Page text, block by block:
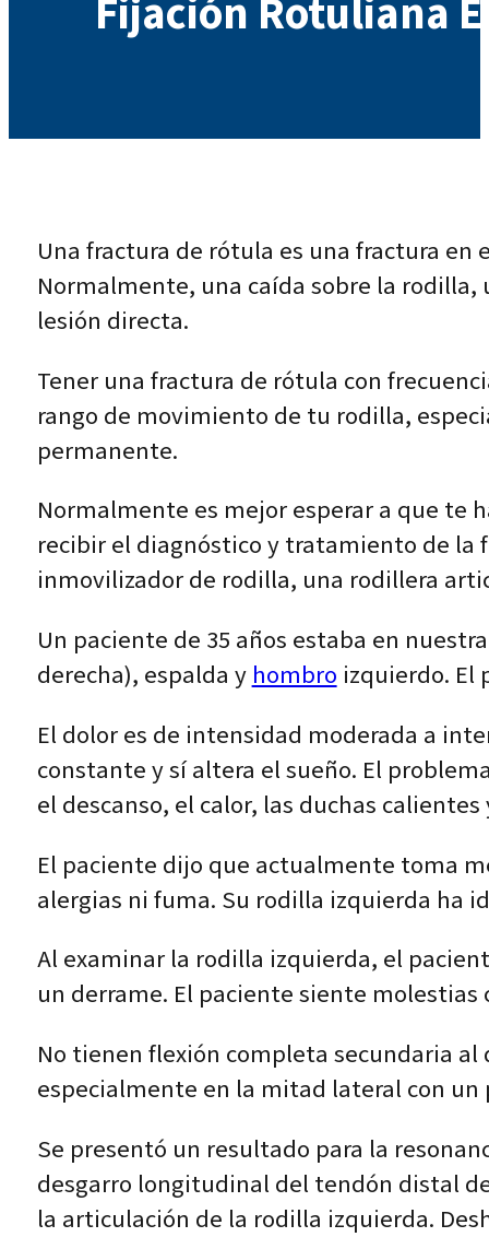
Fijación Rotuliana
Una fractura de rótula es una fractura
Normalmente, una caída sobre la
lesión directa.
Tener una fractura de rótula con
rango de movimiento de tu rodilla,
permanente.
Normalmente es mejor esperar a que te
recibir el diagnóstico y tratamiento de
inmovilizador de rodilla, una rodillera
Un paciente de 35 años estaba en
derecha), espalda y hombro izquierdo. El
El dolor es de intensidad moderada a
constante y sí altera el sueño. El
el descanso, el calor, las duchas
El paciente dijo que actualmente toma
alergias ni fuma. Su rodilla izquierda ha
Al examinar la rodilla izquierda, el
un derrame. El paciente siente
No tienen flexión completa secundaria
especialmente en la mitad lateral con un
Se presentó un resultado para la
desgarro longitudinal del tendón distal
la articulación de la rodilla izquierda.